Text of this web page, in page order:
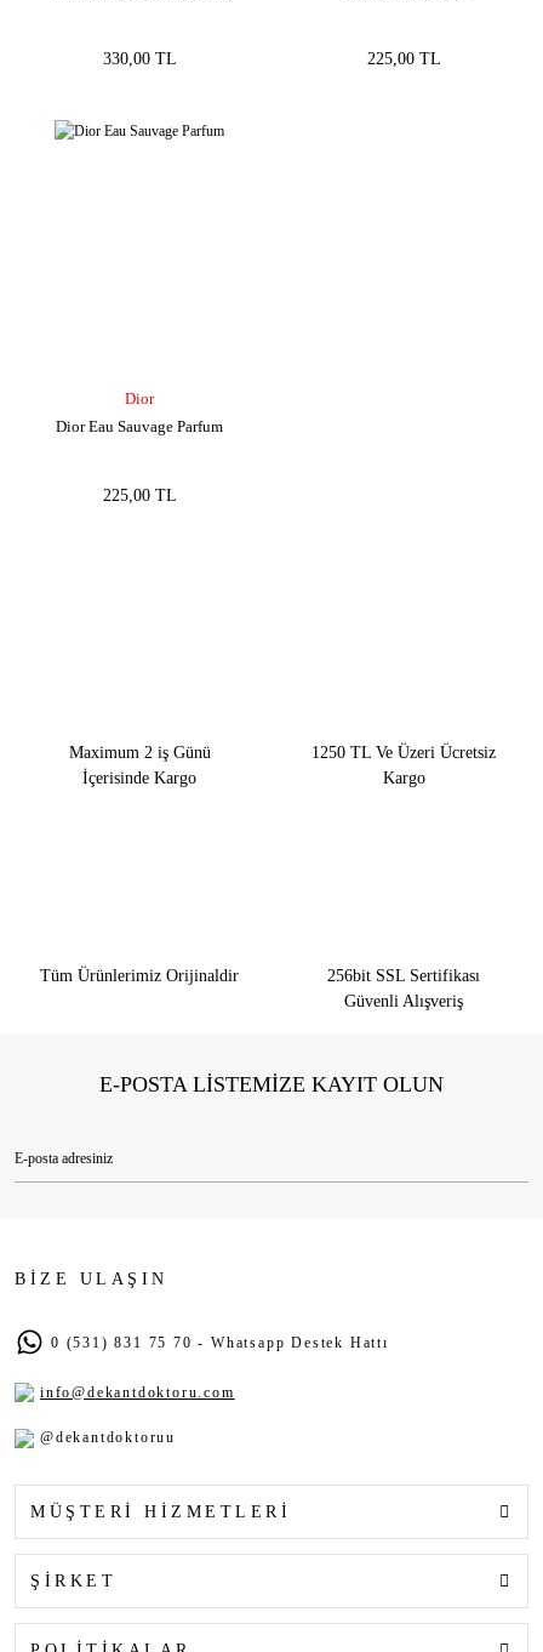
330,00 TL 225,00 TL
Dior
Dior Eau Sauvage Parfum
225,00 TL
Maximum 2 iş Günü
İçerisinde Kargo
1250 TL Ve Üzeri Ücretsiz
Kargo
Tüm Ürünlerimiz Orijinaldir
256bit SSL Sertifikası
Güvenli Alışveriş
E-POSTA LİSTEMİZE KAYIT OLUN
BİZE ULAŞIN
0 (531) 831 75 70 - Whatsapp Destek Hattı
info@dekantdoktoru.com
@dekantdoktoruu
MÜŞTERİ HİZMETLERİ
ŞİRKET